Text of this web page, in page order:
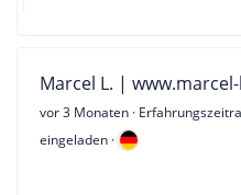
Marcel L. |
vor 3 Monaten ·
eingeladen ·